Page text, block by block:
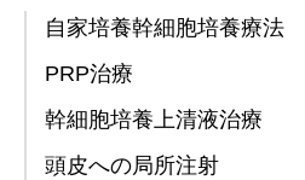
自家培養幹細胞培養療法
PRP治療
幹細胞培養上清液治療
頭皮への局所注射